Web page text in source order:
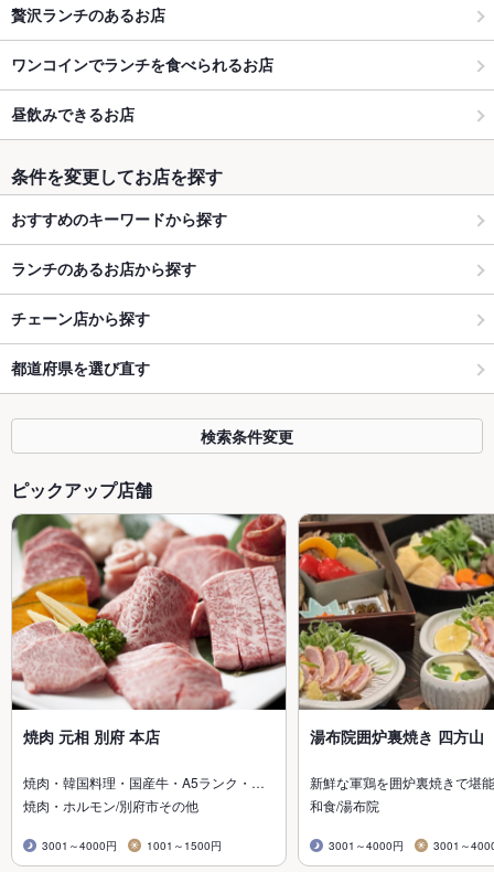
贅沢ランチのあるお店
ワンコインでランチを食べられるお店
昼飲みできるお店
条件を変更してお店を探す
おすすめのキーワードから探す
ランチのあるお店から探す
チェーン店から探す
都道府県を選び直す
検索条件変更
ピックアップ店舗
焼肉 元相 別府 本店
焼肉・韓国料理・国産牛・A5ランク・…
焼肉・ホルモン/別府市その他
3001～4000円 1001～1500円
湯布院囲炉裏焼き 四方山
新鮮な軍鶏を囲炉裏焼きで堪
和食/湯布院
3001～4000円 3001～